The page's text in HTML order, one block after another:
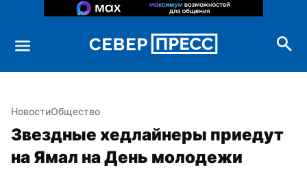
НовостиОбщество
Звездные хедлайнеры приедут
на Ямал на День молодежи